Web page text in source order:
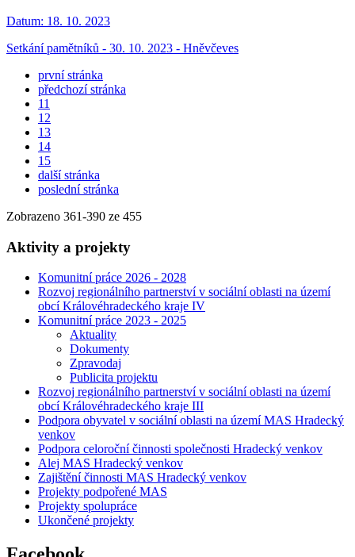
Datum: 18. 10. 2023
Setkání pamětníků - 30. 10. 2023 - Hněvčeves
první stránka
předchozí stránka
11
12
13
14
15
další stránka
poslední stránka
Zobrazeno 361-390 ze 455
Aktivity a projekty
Komunitní práce 2026 - 2028
Rozvoj regionálního partnerství v sociální oblasti na území
obcí Královéhradeckého kraje IV
Komunitní práce 2023 - 2025
Aktuality
Dokumenty
Zpravodaj
Publicita projektu
Rozvoj regionálního partnerství v sociální oblasti na území
obcí Královéhradeckého kraje III
Podpora obyvatel v sociální oblasti na území MAS Hradecký
venkov
Podpora celoroční činnosti společnosti Hradecký venkov
Alej MAS Hradecký venkov
Zajištění činnosti MAS Hradecký venkov
Projekty podpořené MAS
Projekty spolupráce
Ukončené projekty